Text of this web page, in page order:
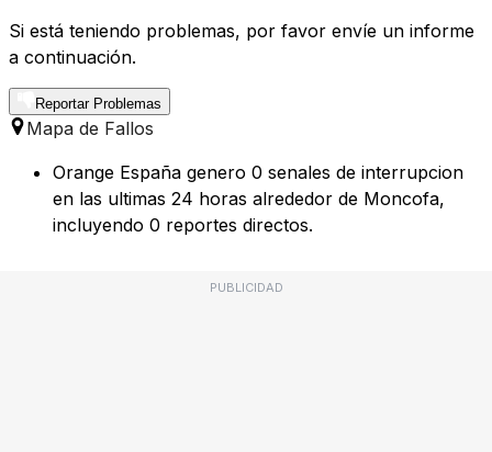
Si está teniendo problemas, por favor envíe un informe
a continuación.
Reportar Problemas
Mapa de Fallos
Orange España genero 0 senales de interrupcion
en las ultimas 24 horas alrededor de Moncofa,
incluyendo 0 reportes directos.
PUBLICIDAD